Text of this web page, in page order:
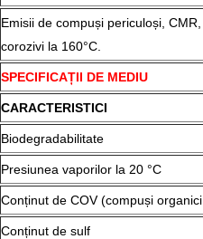
Emisii de compuși periculoși,
corozivi la 160°C.
SPECIFICAȚII DE MEDIU
CARACTERISTICI
Biodegradabilitate
Presiunea vaporilor la 20 °C
Conținut de COV (compuși
Conținut de sulf